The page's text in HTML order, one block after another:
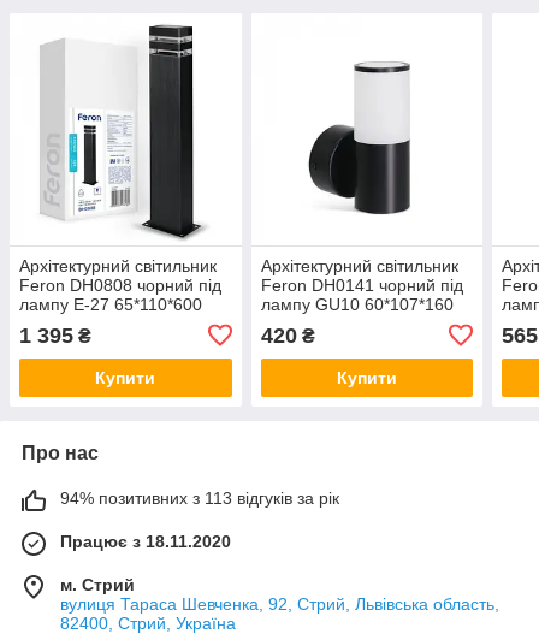
Архітектурний світильник
Feron DH0808 чорний під
лампу E-27 65*110*600
1 395 ₴
Купити
Архітектурний світильник
Feron DH0141 чорний під
лампу GU10 60*107*160
420₴
Купити
565
Про нас
94% позитивних з 113 відгуків за рік
Працює з 18.11.2020
м. Стрий
вулиця Тараса Шевченка, 92, Стрий, Львівська область,
82400, Стрий, Україна